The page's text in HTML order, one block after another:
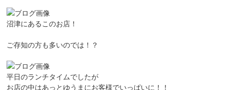
沼津にあるこのお店！
ご存知の方も多いのでは！？
平日のランチタイムでしたが
お店の中はあっとゆうまにお客様でいっぱいに！！